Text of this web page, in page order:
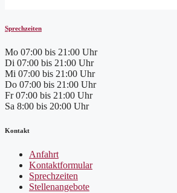
Sprechzeiten
Mo 07:00 bis 21:00 Uhr
Di 07:00 bis 21:00 Uhr
Mi 07:00 bis 21:00 Uhr
Do 07:00 bis 21:00 Uhr
Fr 07:00 bis 21:00 Uhr
Sa 8:00 bis 20:00 Uhr
Kontakt
Anfahrt
Kontaktformular
Sprechzeiten
Stellenangebote